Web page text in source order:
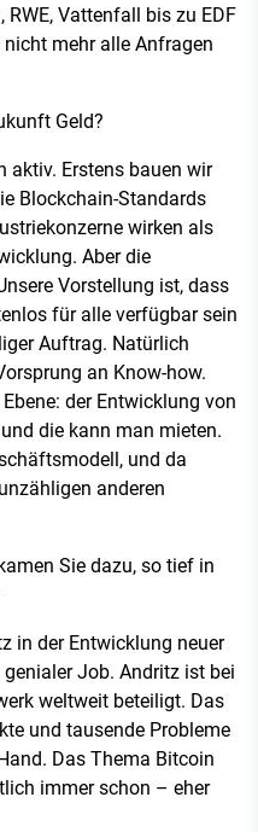
RWE, Vattenfall bis zu EDF
mehr alle Anfragen
Geld?
aktiv. Erstens bauen wir
Blockchain-Standards
wirken als
Aber die
Vorstellung ist, dass
für alle verfügbar sein
Auftrag. Natürlich
an Know-how.
der Entwicklung von
die kann man mieten.
und da
anderen
Sie dazu, so tief in
in der Entwicklung neuer
Job. Andritz ist bei
weltweit beteiligt. Das
und tausende Probleme
Das Thema Bitcoin
immer schon – eher